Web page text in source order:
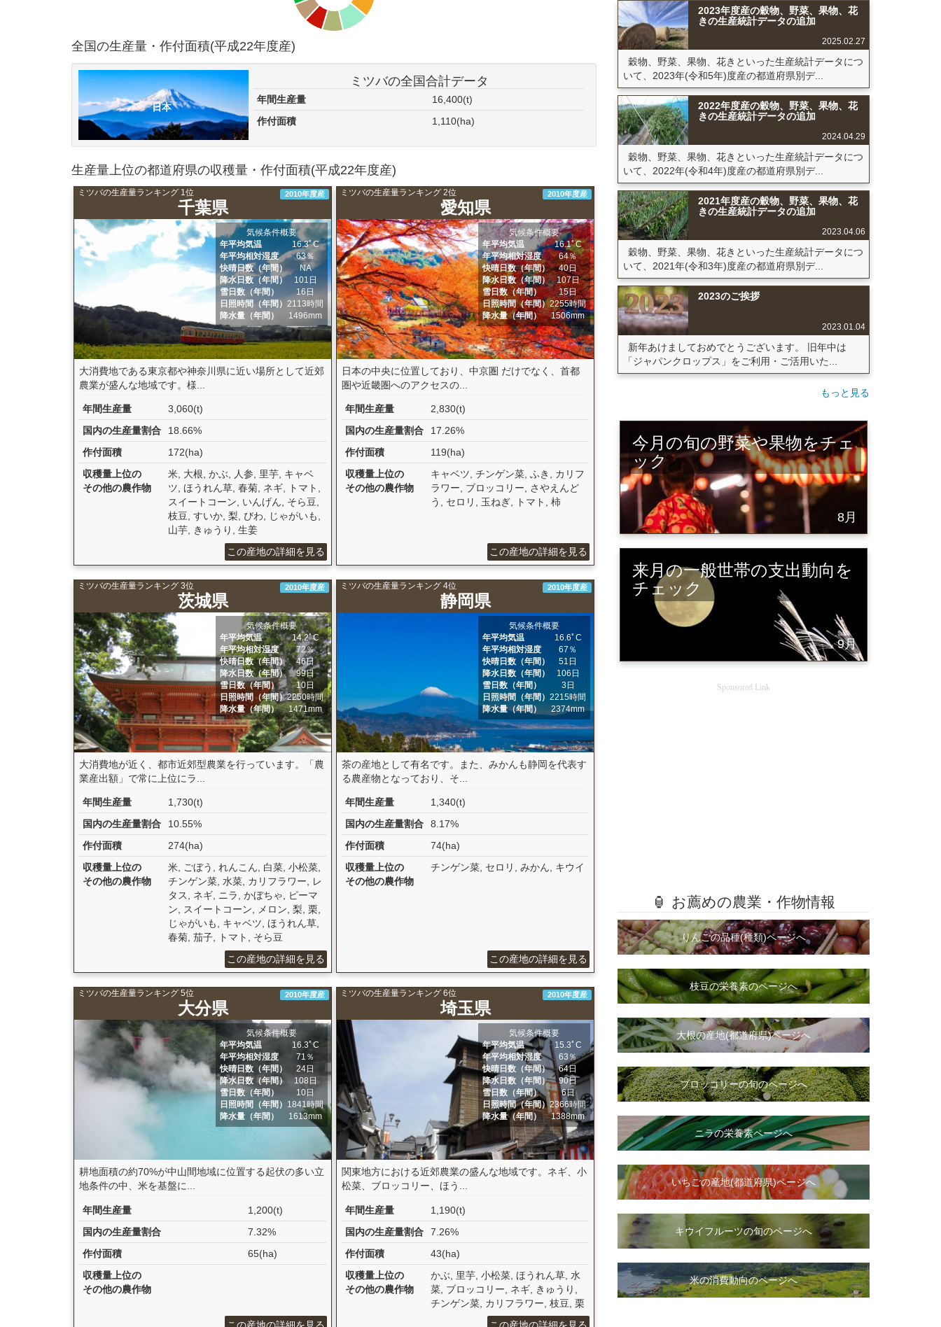
全国の生産量・作付面積(平成22年度産)
日本
ミツバの全国合計データ
年間生産量
16,400(t)
作付面積
1,110(ha)
生産量上位の都道府県の収穫量・作付面積(平成22年度産)
ミツバの生産量ランキング 1位
千葉県
2010年度産
気候条件概要
年平均気温
16.3ﾟC
年平均相対湿度
63％
快晴日数（年間）
NA
降水日数（年間）
101日
雪日数（年間）
16日
日照時間（年間）2113時間
降水量（年間）
1496mm
大消費地である東京都や神奈川県に近い場所として近郊
農業が盛んな地域です。様...
年間生産量
3,060(t)
国内の生産量割合
18.66%
作付面積
172(ha)
収穫量上位の
その他の農作物
米, 大根, かぶ, 人参, 里芋, キャベ
ツ, ほうれん草, 春菊, ネギ, トマト,
スイートコーン, いんげん, そら豆,
枝豆, すいか, 梨, びわ, じゃがいも,
山芋, きゅうり, 生姜
この産地の詳細を見る
ミツバの生産量ランキング 2位
愛知県
2010年度産
気候条件概要
年平均気温
16.1ﾟC
年平均相対湿度
64％
快晴日数（年間）
40日
降水日数（年間）
107日
雪日数（年間）
15日
日照時間（年間）2255時間
降水量（年間）
1506mm
日本の中央に位置しており、中京圏 だけでなく、首都
圏や近畿圏へのアクセスの...
年間生産量
2,830(t)
国内の生産量割合
17.26%
作付面積
119(ha)
収穫量上位の
その他の農作物
キャベツ, チンゲン菜, ふき, カリフ
ラワー, ブロッコリー, さやえんど
う, セロリ, 玉ねぎ, トマト, 柿
この産地の詳細を見る
ミツバの生産量ランキング 3位
茨城県
2010年度産
気候条件概要
年平均気温
14.2ﾟC
年平均相対湿度
72％
快晴日数（年間）
46日
降水日数（年間）
99日
雪日数（年間）
10日
日照時間（年間）2250時間
降水量（年間）
1471mm
大消費地が近く、都市近郊型農業を行っています。「農
業産出額」で常に上位にラ...
年間生産量
1,730(t)
国内の生産量割合
10.55%
作付面積
274(ha)
収穫量上位の
その他の農作物
米, ごぼう, れんこん, 白菜, 小松菜,
チンゲン菜, 水菜, カリフラワー, レ
タス, ネギ, ニラ, かぼちゃ, ピーマ
ン, スイートコーン, メロン, 梨, 栗,
じゃがいも, キャベツ, ほうれん草,
春菊, 茄子, トマト, そら豆
この産地の詳細を見る
ミツバの生産量ランキング 4位
静岡県
2010年度産
気候条件概要
年平均気温
16.6ﾟC
年平均相対湿度
67％
快晴日数（年間）
51日
降水日数（年間）
106日
雪日数（年間）
3日
日照時間（年間）2215時間
降水量（年間）
2374mm
茶の産地として有名です。また、みかんも静岡を代表す
る農産物となっており、そ...
年間生産量
1,340(t)
国内の生産量割合
8.17%
作付面積
74(ha)
収穫量上位の
その他の農作物
チンゲン菜, セロリ, みかん, キウイ
この産地の詳細を見る
ミツバの生産量ランキング 5位
大分県
2010年度産
気候条件概要
年平均気温
16.3ﾟC
年平均相対湿度
71％
快晴日数（年間）
24日
降水日数（年間）
108日
雪日数（年間）
10日
日照時間（年間） 1841時間
降水量（年間）
1613mm
耕地面積の約70%が中山間地域に位置する起伏の多い立
地条件の中、米を基盤に...
年間生産量
1,200(t)
国内の生産量割合
7.32%
作付面積
65(ha)
収穫量上位の
その他の農作物
この産地の詳細を見る
ミツバの生産量ランキング 6位
埼玉県
2010年度産
気候条件概要
年平均気温
15.3ﾟC
年平均相対湿度
63％
快晴日数（年間）
64日
降水日数（年間）
90日
雪日数（年間）
6日
日照時間（年間）2366時間
降水量（年間）
1388mm
関東地方における近郊農業の盛んな地域です。ネギ、小
松菜、ブロッコリー、ほう...
年間生産量
1,190(t)
国内の生産量割合
7.26%
作付面積
43(ha)
収穫量上位の
その他の農作物
かぶ, 里芋, 小松菜, ほうれん草, 水
菜, ブロッコリー, ネギ, きゅうり,
チンゲン菜, カリフラワー, 枝豆, 栗
この産地の詳細を見る
2023年度産の穀物、野菜、果物、花
きの生産統計データの追加
2025.02.27
穀物、野菜、果物、花きといった生産統計データにつ
いて、2023年(令和5年)度産の都道府県別デ...
2022年度産の穀物、野菜、果物、花
きの生産統計データの追加
2024.04.29
穀物、野菜、果物、花きといった生産統計データにつ
いて、2022年(令和4年)度産の都道府県別デ...
2021年度産の穀物、野菜、果物、花
きの生産統計データの追加
2023.04.06
穀物、野菜、果物、花きといった生産統計データにつ
いて、2021年(令和3年)度産の都道府県別デ...
2023のご挨拶
2023.01.04
新年あけましておめでとうございます。 旧年中は
「ジャパンクロップス」をご利用・ご活用いた...
もっと見る
今月の旬の野菜や果物をチェ
ック
8月
来月の一般世帯の支出動向を
チェック
9月
Sponsored Link
🏮 お薦めの農業・作物情報
りんごの品種(種類)ページへ
枝豆の栄養素のページへ
大根の産地(都道府県)ページへ
ブロッコリーの旬のページへ
ニラの栄養素ページへ
いちごの産地(都道府県)ページへ
キウイフルーツの旬のページへ
米の消費動向のページへ